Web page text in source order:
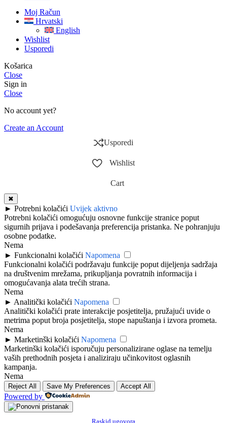
Moj Račun
Hrvatski
English
Wishlist
Usporedi
Košarica
Close
Sign in
Close
No account yet?
Create an Account
Usporedi
Wishlist
Cart
✖
► Potrebni kolačići Uvijek aktivno
Potrebni kolačići omogućuju osnovne funkcije stranice poput
sigurnih prijava i podešavanja preferencija pristanka. Ne pohranjuju
osobne podatke.
Nema
► Funkcionalni kolačići Napomena
Funkcionalni kolačići podržavaju funkcije poput dijeljenja sadržaja
na društvenim mrežama, prikupljanja povratnih informacija i
omogućavanja alata trećih strana.
Nema
► Analitički kolačići Napomena
Analitički kolačići prate interakcije posjetitelja, pružajući uvide o
metrima poput broja posjetitelja, stope napuštanja i izvora prometa.
Nema
► Marketinški kolačići Napomena
Marketinški kolačići isporučuju personalizirane oglase na temelju
vaših prethodnih posjeta i analiziraju učinkovitost oglasnih
kampanja.
Nema
Reject All Save My Preferences Accept All
Powered by
Raskid ugovora